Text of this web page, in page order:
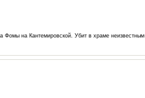
Фомы на Кантемировской. Убит в храме неизвестным